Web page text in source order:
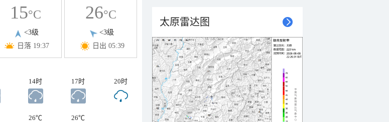
15°C
<3级
日落 19:37
26°C
<3级
日出 05:39
14时 17时 20时
26℃
26℃
太原雷达图